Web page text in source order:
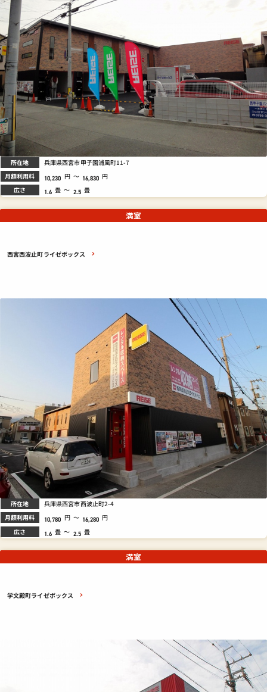
所在地 兵庫県西宮市甲子園浦風町11-7
月額利用料 10,230 円 ～ 16,830 円
広さ 1.6 畳 ～ 2.5 畳
西宮西波止町ライゼボックス
満室
所在地 兵庫県西宮市西波止町2-4
月額利用料 10,780 円 ～ 16,280 円
広さ 1.6 畳 ～ 2.5 畳
学文殿町ライゼボックス
満室